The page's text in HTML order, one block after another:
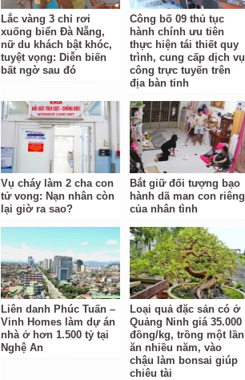
Lắc vàng 3 chỉ rơi
xuống biển Đà Nẵng,
nữ du khách bật khóc,
tuyệt vọng: Diễn biến
bất ngờ sau đó
Công bố 09 thủ tục
hành chính ưu tiên
thực hiện tái thiết quy
trình, cung cấp dịch vụ
công trực tuyến trên
địa bàn tỉnh
Vụ cháy làm 2 cha con
tử vong: Nạn nhân còn
lại giờ ra sao?
Bắt giữ đối tượng bạo
hành dã man con riêng
của nhân tình
Liên danh Phúc Tuấn –
Vinh Homes làm dự án
nhà ở hơn 1.500 tỷ tại
Nghệ An
Loại quả đặc sản có ở
Quảng Ninh giá 35.000
đồng/kg, trồng một lần
ăn nhiều năm, vào
chậu làm bonsai giúp
chiêu tài